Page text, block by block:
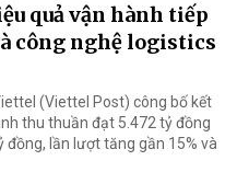
quả vận hành tiếp
công nghệ logistics
(Viettel Post) công bố kết
thu thuần đạt 5.472 tỷ đồng
lần lượt tăng gần 15% và